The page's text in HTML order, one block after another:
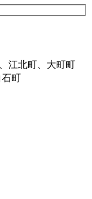
江北町、大町町
石町